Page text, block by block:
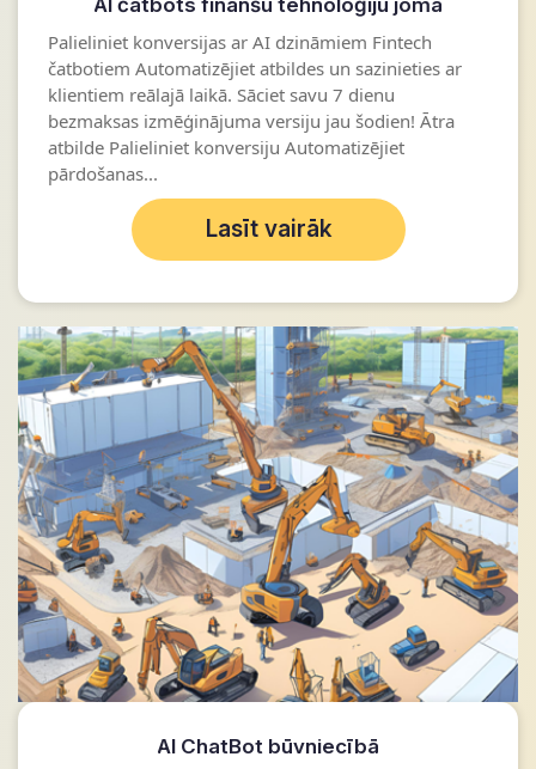
AI čatbots finanšu tehnoloģiju jomā
Palieliniet konversijas ar AI dzināmiem Fintech
čatbotiem Automatizējiet atbildes un sazinieties ar
klientiem reālajā laikā. Sāciet savu 7 dienu
bezmaksas izmēģinājuma versiju jau šodien! Ātra
atbilde Palieliniet konversiju Automatizējiet
pārdošanas...
Lasīt vairāk
AI ChatBot būvniecībā